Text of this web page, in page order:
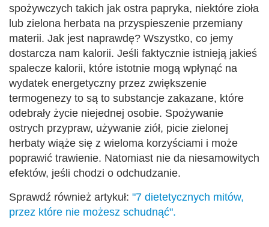
spożywczych takich jak ostra papryka, niektóre zioła
lub zielona herbata na przyspieszenie przemiany
materii. Jak jest naprawdę? Wszystko, co jemy
dostarcza nam kalorii. Jeśli faktycznie istnieją jakieś
spalecze kalorii, które istotnie mogą wpłynąć na
wydatek energetyczny przez zwiększenie
termogenezy to są to substancje zakazane, które
odebrały życie niejednej osobie. Spożywanie
ostrych przypraw, używanie ziół, picie zielonej
herbaty wiąże się z wieloma korzyściami i może
poprawić trawienie. Natomiast nie da niesamowitych
efektów, jeśli chodzi o odchudzanie.
Sprawdź również artykuł: "7 dietetycznych mitów,
przez które nie możesz schudnąć".